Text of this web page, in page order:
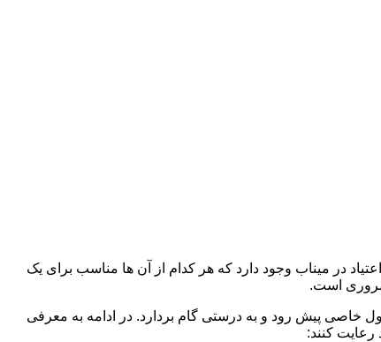
در میناب وجود دارد که هر کدام از آن ها مناسب برای یک
است.
خاصی پیش رود و به درستی گام بردارد. در ادامه به معرفی
رعایت کنند: